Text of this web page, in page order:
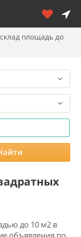
площадь до
до 10 м2 в